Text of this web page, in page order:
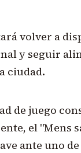
volver a
y seguir
ciudad.
de juego
el "Mens
ante uno